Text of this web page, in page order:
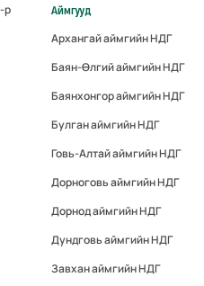
р
Аймгууд
Архангай аймгийн НДГ
Баян-Өлгий аймгийн НДГ
Баянхонгор аймгийн НДГ
Булган аймгийн НДГ
Говь-Алтай аймгийн НДГ
Дорноговь аймгийн НДГ
Дорнод аймгийн НДГ
Дундговь аймгийн НДГ
Завхан аймгийн НДГ